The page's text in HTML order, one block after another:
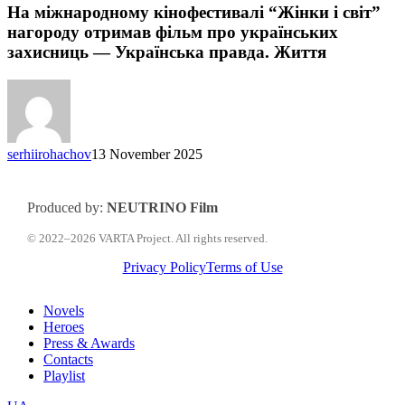
кінофестивалі
“Жінки
і
світ”
фільм
про
українських
захисниць
правда.
На міжнародному кінофестивалі “Жінки і світ”
нагороду отримав фільм про українських
захисниць — Українська правда. Життя
serhiirohachov13 November 2025
Produced by: NEUTRINO Film
© 2022–2026 VARTA Project. All rights reserved.
Privacy PolicyTerms of Use
Close
Menu
Novels
Heroes
Press & Awards
Contacts
Playlist